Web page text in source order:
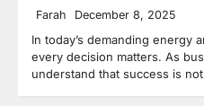
Farah December 8, 2025
In today’s demanding energy
every decision matters. As
understand that success is